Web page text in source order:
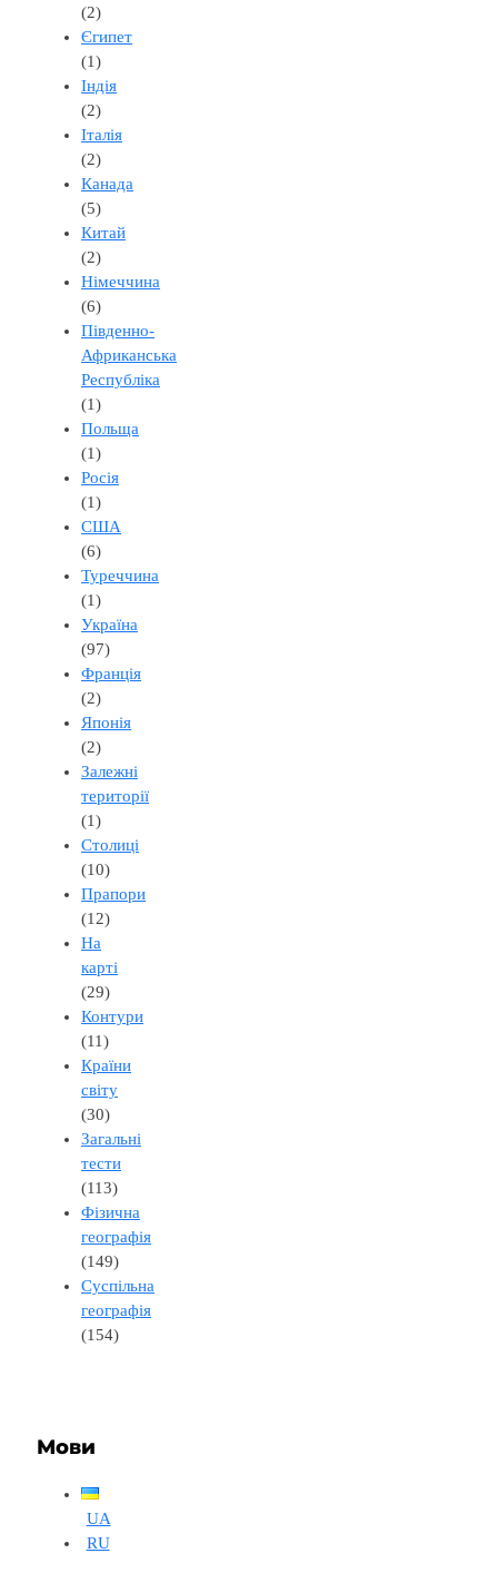
(2)
Єгипет
(1)
Індія
(2)
Італія
(2)
Канада
(5)
Китай
(2)
Німеччина
(6)
Південно-
Африканська
Республіка
(1)
Польща
(1)
Росія
(1)
США
(6)
Туреччина
(1)
Україна
(97)
Франція
(2)
Японія
(2)
Залежні
території
(1)
Столиці
(10)
Прапори
(12)
На
карті
(29)
Контури
(11)
Країни
світу
(30)
Загальні
тести
(113)
Фізична
географія
(149)
Суспільна
географія
(154)
Мови
UA
RU